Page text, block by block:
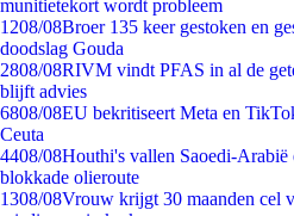
munitietekort wordt probleem
1208/08Broer 135 keer gestoken en
doodslag Gouda
2808/08RIVM vindt PFAS in al de
blijft advies
6808/08EU bekritiseert Meta en
Ceuta
4408/08Houthi's vallen Saoedi-Arabië
blokkade olieroute
1308/08Vrouw krijgt 30 maanden cel